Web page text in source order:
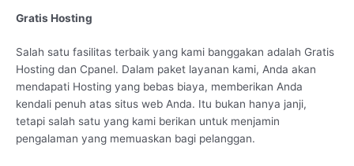
Gratis Hosting
Salah satu fasilitas terbaik yang kami banggakan adalah Gratis
Hosting dan Cpanel. Dalam paket layanan kami, Anda akan
mendapati Hosting yang bebas biaya, memberikan Anda
kendali penuh atas situs web Anda. Itu bukan hanya janji,
tetapi salah satu yang kami berikan untuk menjamin
pengalaman yang memuaskan bagi pelanggan.